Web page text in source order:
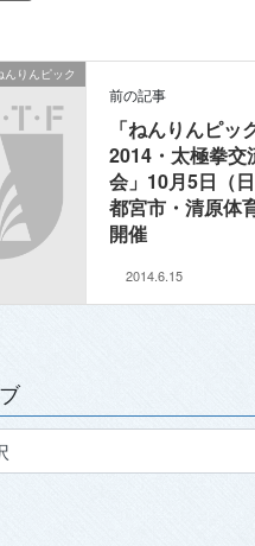
んりんピック
前の記事
「ねんりんピッ
2014・太極拳交
会」10月5日（
都宮市・清原体
開催
2014.6.15